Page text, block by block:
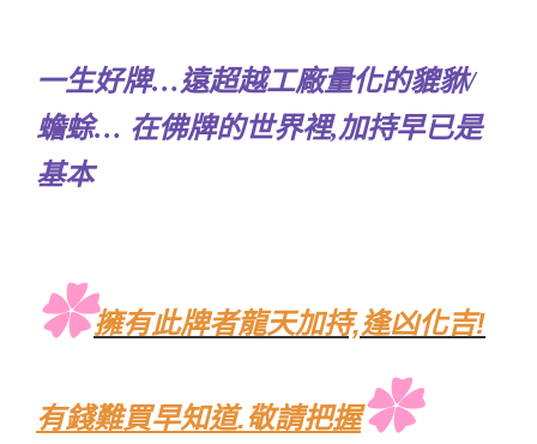
一生好牌…遠超越工廠量化的貔貅/
蟾蜍… 在佛牌的世界裡,加持早已是
基本
✿擁有此牌者龍天加持,逢凶化吉!
有錢難買早知道.敬請把握✿